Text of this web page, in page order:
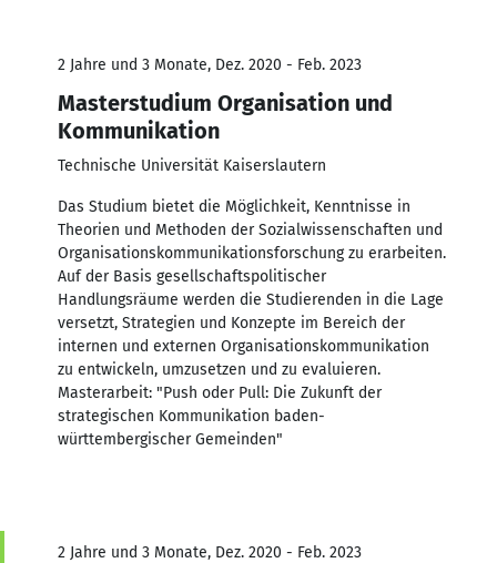
2 Jahre und 3 Monate, Dez. 2020 - Feb. 2023
Masterstudium Organisation und
Kommunikation
Technische Universität Kaiserslautern
Das Studium bietet die Möglichkeit, Kenntnisse in
Theorien und Methoden der Sozialwissenschaften und
Organisationskommunikationsforschung zu erarbeiten.
Auf der Basis gesellschaftspolitischer
Handlungsräume werden die Studierenden in die Lage
versetzt, Strategien und Konzepte im Bereich der
internen und externen Organisationskommunikation
zu entwickeln, umzusetzen und zu evaluieren.
Masterarbeit: "Push oder Pull: Die Zukunft der
strategischen Kommunikation baden-
württembergischer Gemeinden"
2 Jahre und 3 Monate, Dez. 2020 - Feb. 2023